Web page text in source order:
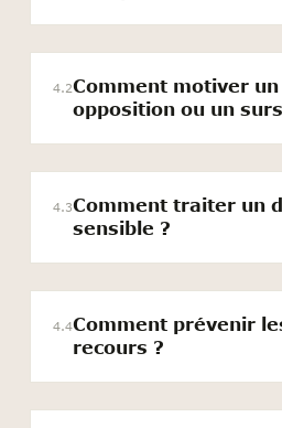
4.2Comment motiver
opposition ou un
4.3Comment traiter un
sensible ?
4.4Comment prévenir
recours ?